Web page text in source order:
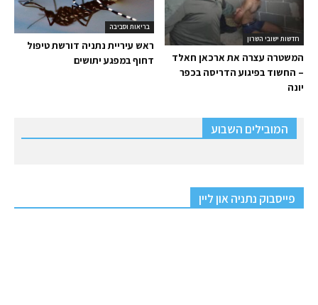
בריאות וסביבה
ראש עיריית נתניה דורשת טיפול
דחוף במפגע יתושים
חדשות ישובי השרון
המשטרה עצרה את ארכאן חאלד
– החשוד בפיגוע הדריסה בכפר
יונה
המובילים השבוע
פייסבוק נתניה און ליין